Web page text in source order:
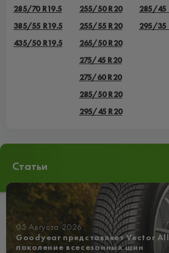
285/70 R19.5
385/55 R19.5
435/50 R19.5
255/50 R20
255/55 R20
265/50 R20
275/45 R20
275/60 R20
285/50 R20
295/45 R20
285/45
295/35
Статьи
05 Августа 2026
Goodyear представляет Vector
поколение всесезонных шин